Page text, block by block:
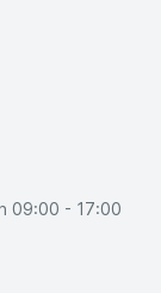
09:00 - 17:00